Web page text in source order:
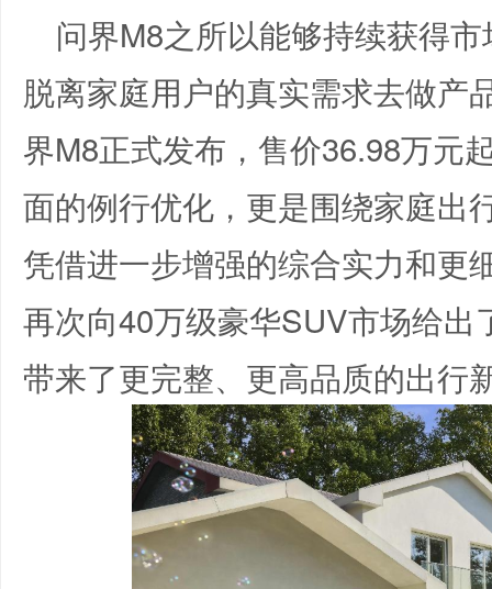
问界M8之所以能够持续获得
脱离家庭用户的真实需求去做产
界M8正式发布，售价36.98万元
面的例行优化，更是围绕家庭出
凭借进一步增强的综合实力和更
再次向40万级豪华SUV市场给
带来了更完整、更高品质的出行